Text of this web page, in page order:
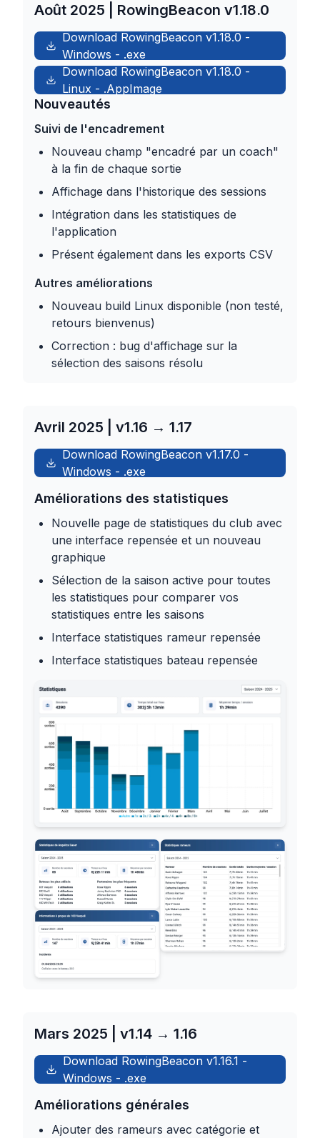
Août 2025 | RowingBeacon v1.18.0
Download RowingBeaconv1.18.0 -
Windows - .exe
Download RowingBeacon v1.18.0 -
Linux- .AppImage
Nouveautés
Suivi de l'encadrement
Nouveau champ "encadré par un coach"
à la fin de chaque sortie
Affichage dans l'historique des sessions
Intégration dans les statistiques de
l'application
Présent également dans les exports CSV
Autres améliorations
Nouveau build Linux disponible (non testé,
retours bienvenus)
Correction : bug d'affichage sur la
sélection des saisons résolu
Avril 2025 | v1.16 → 1.17
Download RowingBeaconv1.17.0 -
Windows - .exe
Améliorations des statistiques
Nouvelle page de statistiques du club avec
une interface repensée et un nouveau
graphique
Sélection de la saison active pour toutes
les statistiques pour comparer vos
statistiques entre les saisons
Interface statistiques rameur repensée
Interface statistiques bateau repensée
Mars 2025 | v1.14 → 1.16
Download RowingBeacon v1.16.1 -
Windows - .exe
Améliorations générales
Ajouter des rameurs avec catégorie et